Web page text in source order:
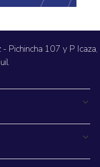
Pichincha 107 y P Icaza,